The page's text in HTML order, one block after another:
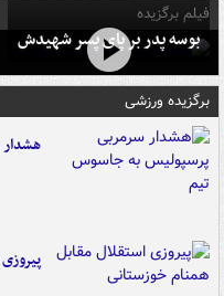
فیلم برگزیده
بوسه‌ پدر بر پای پسر شهیدش
برگزیده ورزشی